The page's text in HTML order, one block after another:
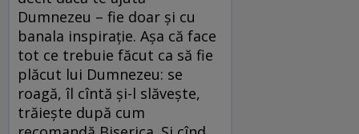
Dumnezeu – fie doar și cu
banala inspirație. Așa că face
tot ce trebuie făcut ca să fie
plăcut lui Dumnezeu: se
roagă, îl cîntă și-l slăvește,
trăiește după cum